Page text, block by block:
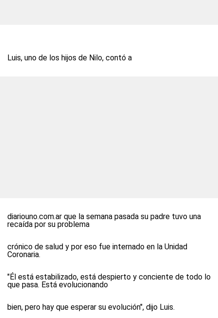
Luis, uno de los hijos de Nilo, contó a
diariouno.com.ar que la semana pasada su padre tuvo una
recaída por su problema
crónico de salud y por eso fue internado en la Unidad
Coronaria.
"Él está estabilizado, está despierto y conciente de todo lo
que pasa. Está evolucionando
bien, pero hay que esperar su evolución", dijo Luis.